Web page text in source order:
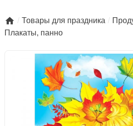
 Товары для праздника
Плакаты, панно